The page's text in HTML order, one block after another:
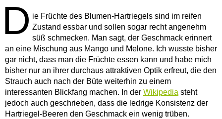
D ie Früchte des Blumen-Hartriegels sind im reifen
Zustand essbar und sollen sogar recht angenehm
süß schmecken. Man sagt, der Geschmack erinnert
an eine Mischung aus Mango und Melone. Ich wusste bisher
gar nicht, dass man die Früchte essen kann und habe mich
bisher nur an ihrer durchaus attraktiven Optik erfreut, die den
Strauch auch nach der Büte weiterhin zu einem
interessanten Blickfang machen. In der Wikipedia steht
jedoch auch geschrieben, dass die ledrige Konsistenz der
Hartriegel-Beeren den Geschmack ein wenig trüben.